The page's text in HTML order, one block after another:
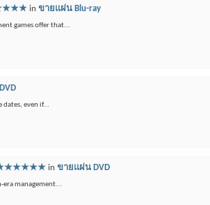
in ขายแผ่น Blu-ray
games offer that...
even if...
in ขายแผ่น DVD
era management...